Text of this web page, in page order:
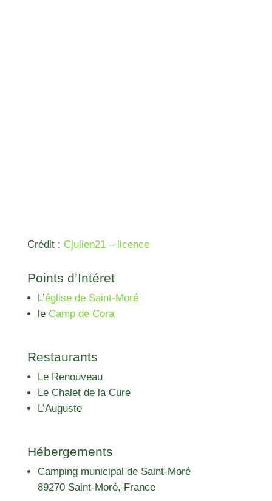
Crédit : Cjulien21– licence
Points d’Intéret
L’église de Saint-Moré
le Camp de Cora
Restaurants
Le Renouveau
Le Chalet de la Cure
L’Auguste
Hébergements
Camping municipal de Saint-Moré
89270 Saint-Moré, France